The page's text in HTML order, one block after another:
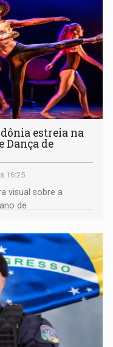
estreia na
Dança de
16:25
visual sobre a
de